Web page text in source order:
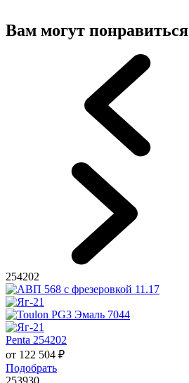
Вам могут понравиться
254202
Penta 254202
от 122 504 ₽
Подобрать
253930